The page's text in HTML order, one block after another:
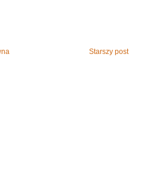
Starszy post